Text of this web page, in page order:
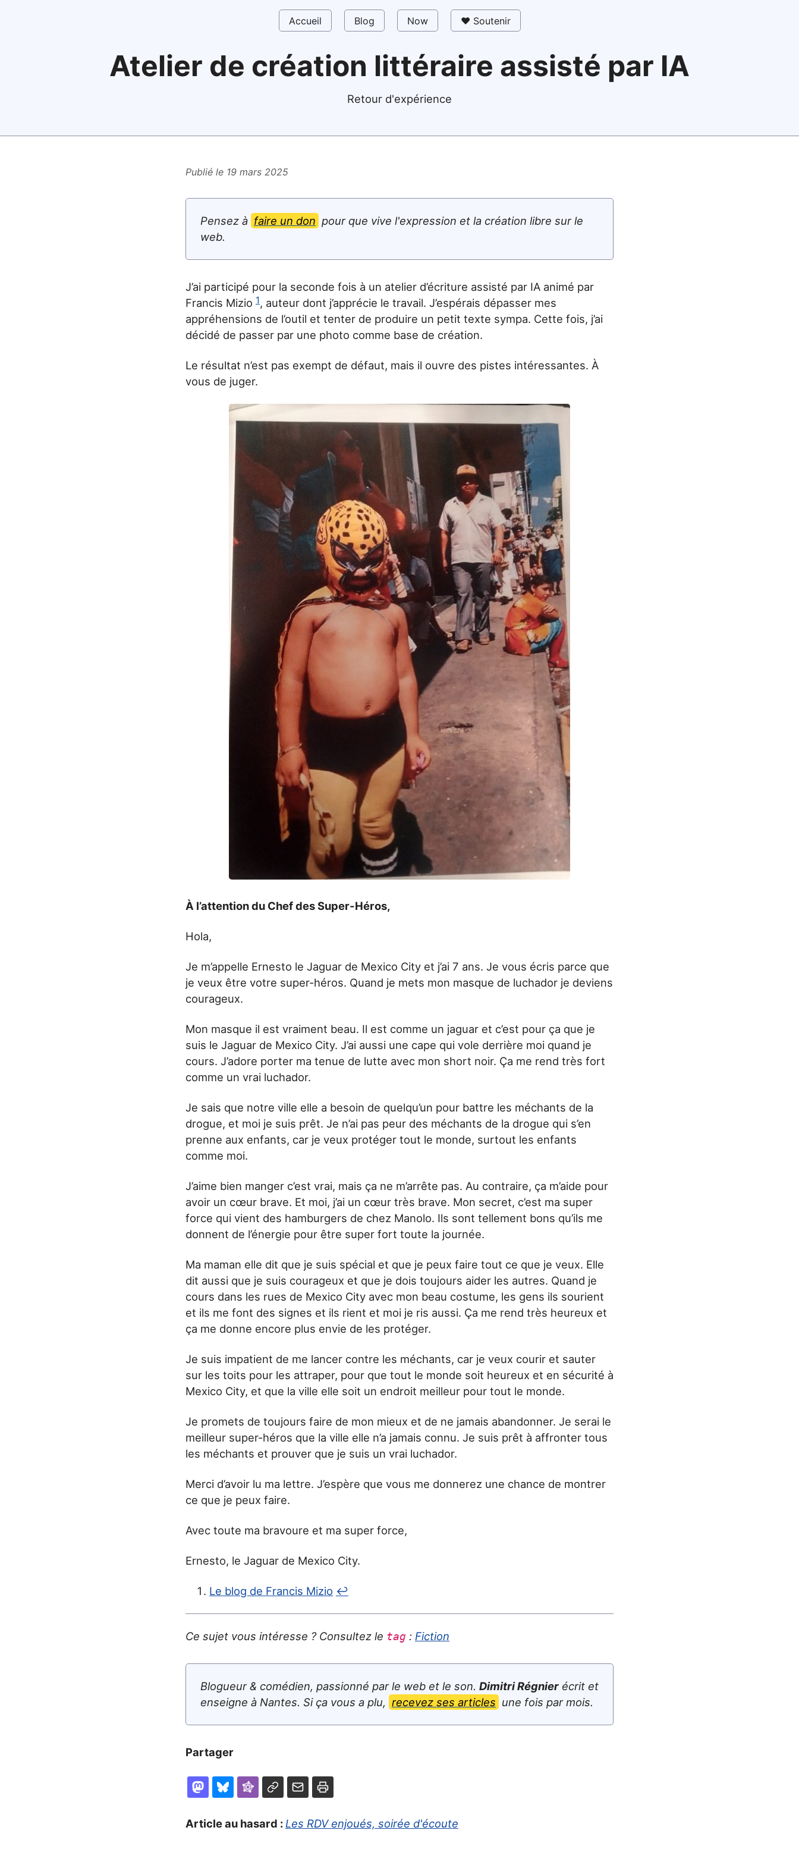
Accueil Blog Now ❤️ Soutenir
Atelier de création littéraire assisté par IA
Retour d'expérience
Publié le 19 mars 2025
Pensez à faire un don pour que vive l'expression et la création libre sur le
web.
J’ai participé pour la seconde fois à un atelier d’écriture assisté par IA animé par
Francis Mizio 1 , auteur dont j’apprécie le travail. J’espérais dépasser mes
appréhensions de l’outil et tenter de produire un petit texte sympa. Cette fois, j’ai
décidé de passer par une photo comme base de création.
Le résultat n’est pas exempt de défaut, mais il ouvre des pistes intéressantes. À
vous de juger.
À l’attention du Chef des Super-Héros,
Hola,
Je m’appelle Ernesto le Jaguar de Mexico City et j’ai 7 ans. Je vous écris parce que
je veux être votre super-héros. Quand je mets mon masque de luchador je deviens
courageux.
Mon masque il est vraiment beau. Il est comme un jaguar et c’est pour ça que je
suis le Jaguar de Mexico City. J’ai aussi une cape qui vole derrière moi quand je
cours. J’adore porter ma tenue de lutte avec mon short noir. Ça me rend très fort
comme un vrai luchador.
Je sais que notre ville elle a besoin de quelqu’un pour battre les méchants de la
drogue, et moi je suis prêt. Je n’ai pas peur des méchants de la drogue qui s’en
prenne aux enfants, car je veux protéger tout le monde, surtout les enfants
comme moi.
J’aime bien manger c’est vrai, mais ça ne m’arrête pas. Au contraire, ça m’aide pour
avoir un cœur brave. Et moi, j’ai un cœur très brave. Mon secret, c’est ma super
force qui vient des hamburgers de chez Manolo. Ils sont tellement bons qu’ils me
donnent de l’énergie pour être super fort toute la journée.
Ma maman elle dit que je suis spécial et que je peux faire tout ce que je veux. Elle
dit aussi que je suis courageux et que je dois toujours aider les autres. Quand je
cours dans les rues de Mexico City avec mon beau costume, les gens ils sourient
et ils me font des signes et ils rient et moi je ris aussi. Ça me rend très heureux et
ça me donne encore plus envie de les protéger.
Je suis impatient de me lancer contre les méchants, car je veux courir et sauter
sur les toits pour les attraper, pour que tout le monde soit heureux et en sécurité à
Mexico City, et que la ville elle soit un endroit meilleur pour tout le monde.
Je promets de toujours faire de mon mieux et de ne jamais abandonner. Je serai le
meilleur super-héros que la ville elle n’a jamais connu. Je suis prêt à affronter tous
les méchants et prouver que je suis un vrai luchador.
Merci d’avoir lu ma lettre. J’espère que vous me donnerez une chance de montrer
ce que je peux faire.
Avec toute ma bravoure et ma super force,
Ernesto, le Jaguar de Mexico City.
Le blog de Francis Mizio ↩
Ce sujet vous intéresse ? Consultez le tag : Fiction
Blogueur & comédien, passionné par le web et le son. Dimitri Régnier écrit et
enseigne à Nantes. Si ça vous a plu, recevez ses articles une fois par mois.
Partager
Article au hasard : Les RDV enjoués, soirée d'écoute